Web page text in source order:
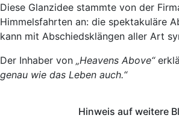
Diese Glanzidee stammte von der
Himmelsfahrten an: die spektakuläre
kann mit Abschiedsklängen aller Art
Der Inhaber von „Heavens Above“
genau wie das Leben auch.“
Hinweis auf weitere